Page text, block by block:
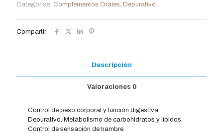
cantidad
Categorías: Complementos Orales Depurativo
Compartir
Descripción
Valoraciones 0
Control de peso corporal y función digestiva.
Depurativo. Metabolismo de carbohidratos y lípidos.
Control de sensación de hambre.